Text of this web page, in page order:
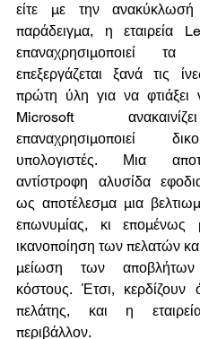
είτε με την
παράδειγμα, η εταιρεία
επαναχρησιμοποιεί
επεξεργάζεται ξανά τις
πρώτη ύλη για να φτιάξει
Microsoft
επαναχρησιμοποιεί
υπολογιστές. Μια
αντίστροφη αλυσίδα
ως αποτέλεσμα μια
επωνυμίας, κι επομένως
ικανοποίηση των πελατών
μείωση των
κόστους. Έτσι, κερδίζουν
πελάτης, και η
περιβάλλον.